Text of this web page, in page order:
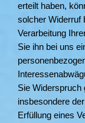
erteilt haben,
solcher Widerruf
Verarbeitung
Sie ihn bei uns
Sie Widerspruch
insbesondere
Erfüllung eines